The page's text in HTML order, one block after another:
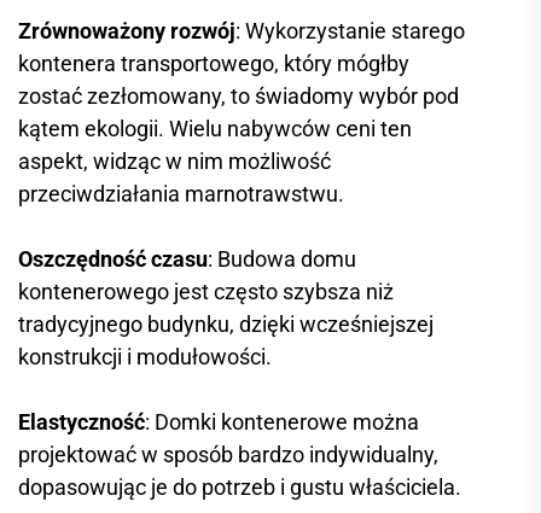
Zrównoważony rozwój: Wykorzystanie starego
kontenera transportowego, który mógłby
zostać zezłomowany, to świadomy wybór pod
kątem ekologii. Wielu nabywców ceni ten
aspekt, widząc w nim możliwość
przeciwdziałania marnotrawstwu.
Oszczędność czasu: Budowa domu
kontenerowego jest często szybsza niż
tradycyjnego budynku, dzięki wcześniejszej
konstrukcji i modułowości.
Elastyczność: Domki kontenerowe można
projektować w sposób bardzo indywidualny,
dopasowując je do potrzeb i gustu właściciela.